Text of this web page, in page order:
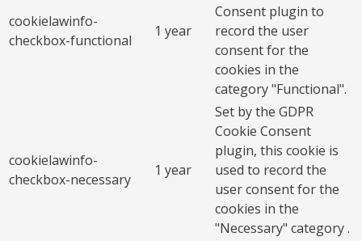
cookielawinfo-
checkbox-functional
1 year
Consent plugin to
record the user
consent for the
cookies in the
category "Functional".
cookielawinfo-
checkbox-necessary
1 year
Set by the GDPR
Cookie Consent
plugin, this cookie is
used to record the
user consent for the
cookies in the
"Necessary" category .